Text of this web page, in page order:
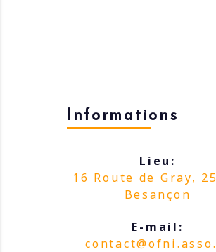
Informations
Lieu:
16 Route de Gray,
Besançon
E-mail: